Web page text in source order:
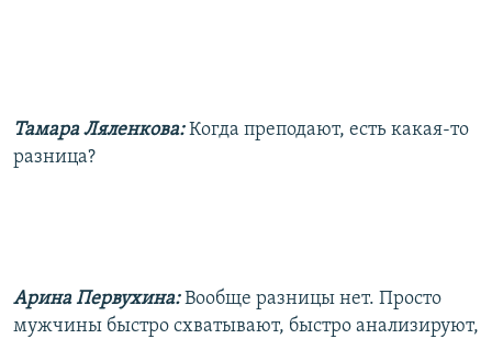
Тамара Ляленкова:Когда преподают, есть какая-то
разница?
Арина Первухина:Вообще разницы нет. Просто
мужчины быстро схватывают, быстро анализируют,